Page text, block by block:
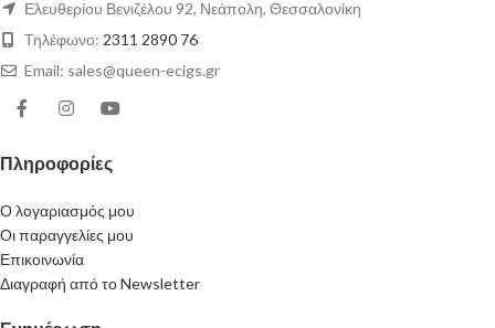
Ελευθερίου Βενιζέλου 92, Νεάπολη, Θεσσαλονίκη
Τηλέφωνο: 2311 2890 76
Email: sales@queen-ecigs.gr
Πληροφορίες
Ο λογαριασμός μου
Οι παραγγελίες μου
Επικοινωνία
Διαγραφή από το Newsletter